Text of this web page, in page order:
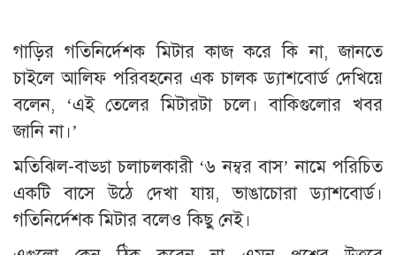
গাড়ির গতিনির্দেশক মিটার কাজ করে কি না, জানতে
চাইলে আলিফ পরিবহনের এক চালক ড্যাশবোর্ড দেখিয়ে
বলেন, ‘এই তেলের মিটারটা চলে। বাকিগুলোর খবর
জানি না।’
মতিঝিল-বাড্ডা চলাচলকারী ‘৬ নম্বর বাস’ নামে পরিচিত
একটি বাসে উঠে দেখা যায়, ভাঙাচোরা ড্যাশবোর্ড।
গতিনির্দেশক মিটার বলেও কিছু নেই।